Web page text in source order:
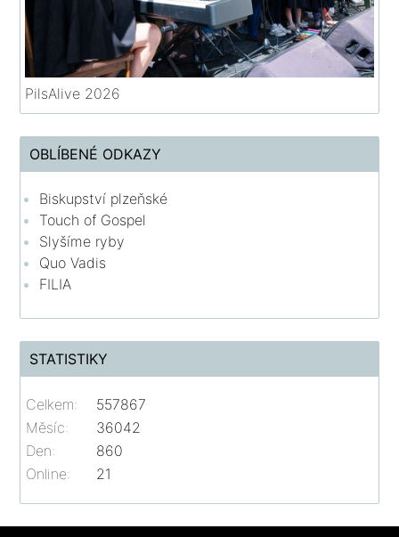
PilsAlive 2026
OBLÍBENÉ ODKAZY
Biskupství plzeňské
Touch of Gospel
Slyšíme ryby
Quo Vadis
FILIA
STATISTIKY
Online: 21
Celkem:
557867
Měsíc:
36042
Den:
860